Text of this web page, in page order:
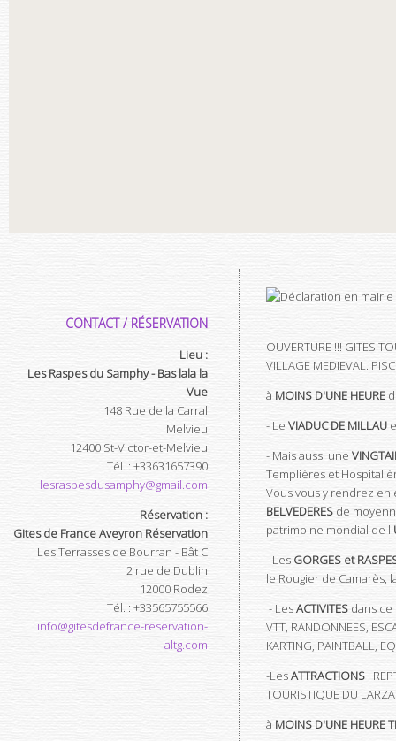
CONTACT / RÉSERVATION
Lieu :
Les Raspes du Samphy - Bas lala la
Vue
148 Rue de la Carral
Melvieu
12400 St-Victor-et-Melvieu
Tél. : +33631657390
lesraspesdusamphy@gmail.com
Réservation :
Gites de France Aveyron Réservation
Les Terrasses de Bourran - Bât C
2 rue de Dublin
12000 Rodez
Tél. : +33565755566
info@gitesdefrance-reservation-
altg.com
OUVERTURE !!! GITES
VILLAGE MEDIEVAL.
à MOINS D'UNE HEURE
- Le VIADUC DE MILLAU
- Mais aussi une
Templières et
Vous vous y rendrez
BELVEDERES de
patrimoine mondial de l'
- Les GORGES et
le Rougier de
- LesACTIVITES dans ce
VTT, RANDONNEES,
KARTING, PAINTBALL,
-LesATTRACTIONS :
TOURISTIQUE DU
à MOINS D'UNE HEURE